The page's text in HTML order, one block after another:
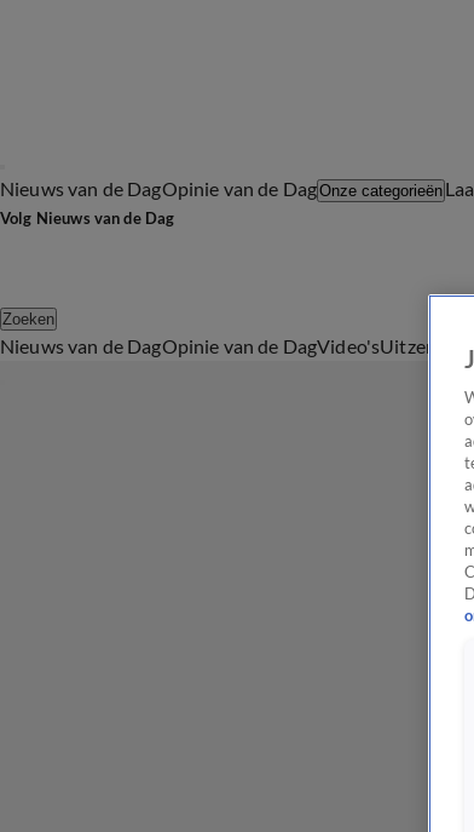
Nieuws van de DagOpinie van de DagOnze categorieën
Volg Nieuws van de Dag
Zoeken
Nieuws van de DagOpinie van de DagVideo's